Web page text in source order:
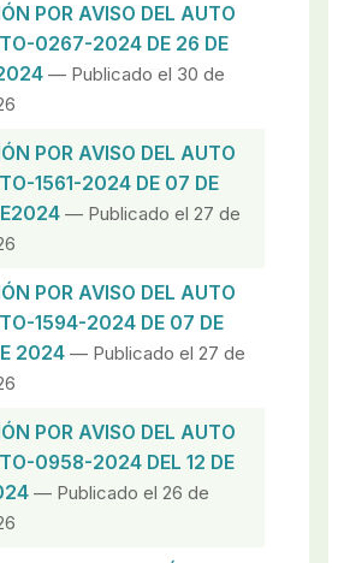
POR AVISO DEL AUTO
0267-2024 DE 26 DE
— Publicado el 30 de
POR AVISO DEL AUTO
1561-2024 DE 07 DE
— Publicado el 27 de
POR AVISO DEL AUTO
1594-2024 DE 07 DE
2024 — Publicado el 27 de
POR AVISO DEL AUTO
0958-2024 DEL 12 DE
— Publicado el 26 de